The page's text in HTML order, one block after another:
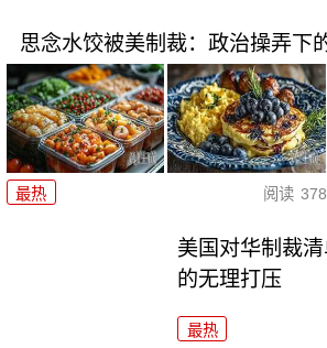
思念水饺被美制裁：政治操弄下
最热 阅读
美国对华制裁
的无理打压
最热